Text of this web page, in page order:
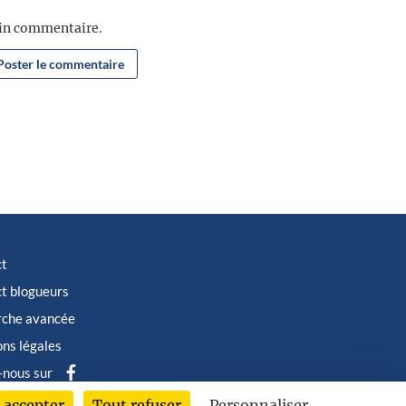
commentaire.
blogueurs
avancée
légales
sur